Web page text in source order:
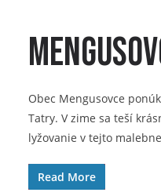
Obec Mengusovce
Tatry. V zime sa teší
lyžovanie v tejto
Read More